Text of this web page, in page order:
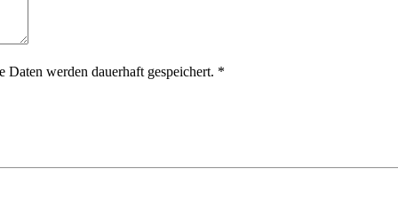
werden dauerhaft gespeichert. *